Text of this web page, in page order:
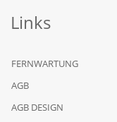
Links
FERNWARTUNG
AGB
AGB DESIGN